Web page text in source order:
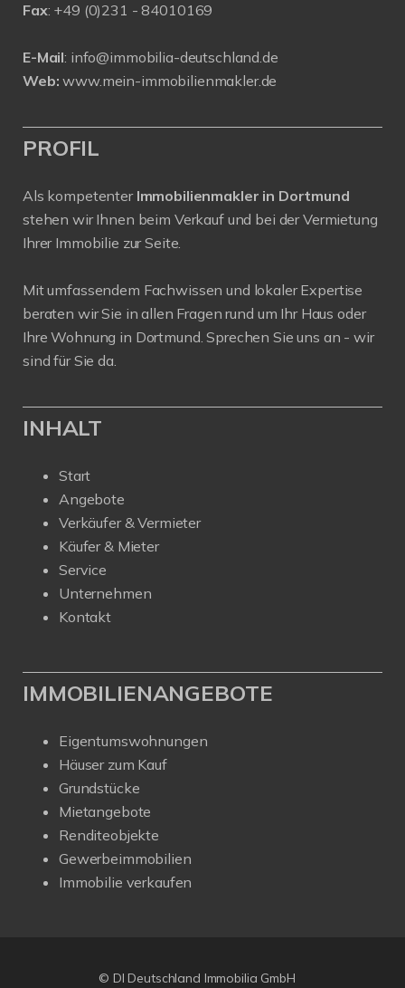
Fax: +49 (0)231 - 84010169
E-Mail: info@immobilia-deutschland.de
Web: www.mein-immobilienmakler.de
PROFIL
Als kompetenter Immobilienmakler in Dortmund
stehen wir Ihnen beim Verkauf und bei der Vermietung
Ihrer Immobilie zur Seite.
Mit umfassendem Fachwissen und lokaler Expertise
beraten wir Sie in allen Fragen rund um Ihr Haus oder
Ihre Wohnung in Dortmund. Sprechen Sie uns an - wir
sind für Sie da.
INHALT
Start
Angebote
Verkäufer & Vermieter
Käufer & Mieter
Service
Unternehmen
Kontakt
IMMOBILIENANGEBOTE
Eigentumswohnungen
Häuser zum Kauf
Grundstücke
Mietangebote
Renditeobjekte
Gewerbeimmobilien
Immobilie verkaufen
© DI Deutschland Immobilia GmbH